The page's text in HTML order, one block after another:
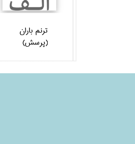
ترنم باران
(پرسش)